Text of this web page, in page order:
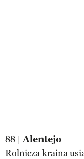
88 |Alentejo
Rolnicza kraina